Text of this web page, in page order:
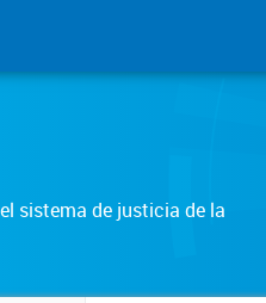
sistema de justicia de la